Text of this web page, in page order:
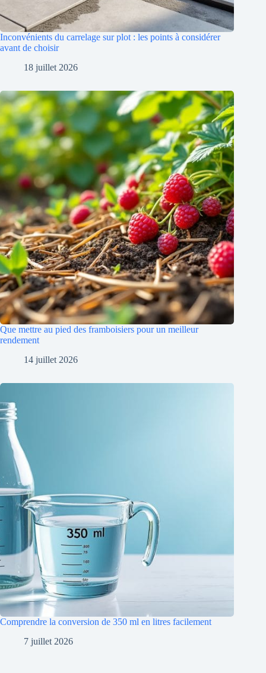
Inconvénients du carrelage sur plot : les points à considérer
avant de choisir
18 juillet 2026
Que mettre au pied des framboisiers pour un meilleur
rendement
14 juillet 2026
Comprendre la conversion de 350 ml en litres facilement
7 juillet 2026